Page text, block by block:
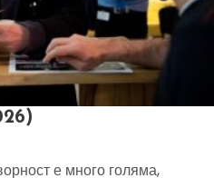
е много голяма,